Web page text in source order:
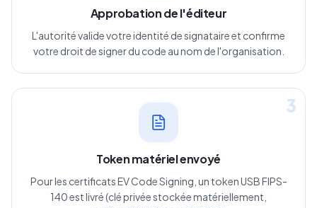
Approbation de l'éditeur
L'autorité valide votre identité de signataire et confirme
votre droit de signer du code au nom de l'organisation.
3
Token matériel envoyé
Pour les certificats EV Code Signing, un token USB FIPS-
140 est livré (clé privée stockée matériellement,